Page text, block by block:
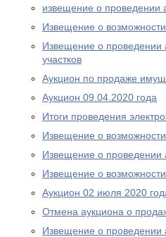
извещение о проведении
Извещение о
Извещение о проведении
участков
Аукцион по продаже
Аукцион 09.04.2020 года
Итоги проведения
Извещение о
Извещение о проведении
Извещение о
Аукцион 02 июля 2020
Отмена аукциона о
Извещение о проведении